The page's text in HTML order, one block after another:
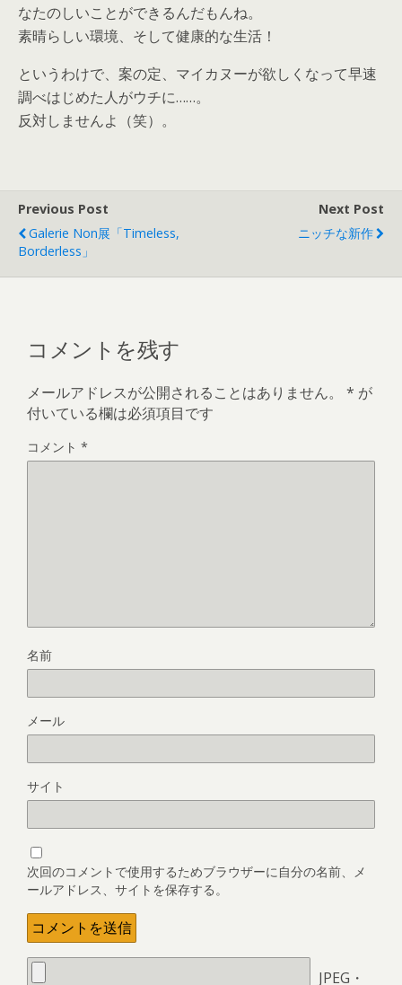
なたのしいことができるんだもんね。
素晴らしい環境、そして健康的な生活！
というわけで、案の定、マイカヌーが欲しくなって早速
調べはじめた人がウチに……。
反対しませんよ（笑）。
Previous Post
Galerie Non展「timeless,
Borderless」
Next Post
ニッチな新作
コメントを残す
メールアドレスが公開されることはありません。 * が
付いている欄は必須項目です
コメント *
名前
メール
サイト
次回のコメントで使用するためブラウザーに自分の名前、メ
ールアドレス、サイトを保存する。
JPEG・